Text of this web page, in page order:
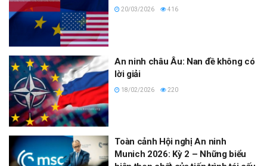
20/03/2026 416
An ninh châu Âu: Nan đề không có
lời giải
18/02/2026 220
Toàn cảnh Hội nghị An ninh
Munich 2026: Kỳ 2 – Những biểu